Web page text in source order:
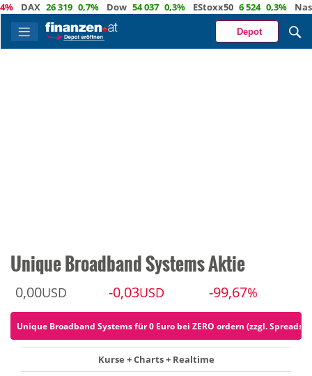
26 319 0,7% Dow 54 037 0,3% EStoxx50 6 524 0,3% Nasdaq
Depot
Unique Broadband Systems Aktie
0,00USD -0,03USD -99,67%
Unique Broadband Systems für 0 Euro bei ZERO ordern (zzgl. Spreads)
Kurse + Charts + Realtime